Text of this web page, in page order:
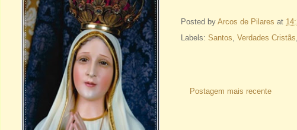
Posted by Arcos de Pilares at
Labels: Santos Verdades Cristãs
Postagem mais recente